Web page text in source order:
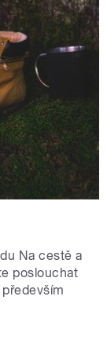
Na cestě a
poslouchat